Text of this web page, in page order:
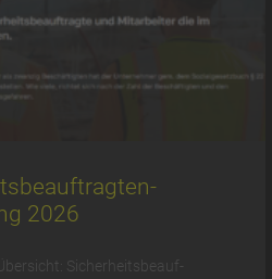
2026
Sicherheits­beauf­